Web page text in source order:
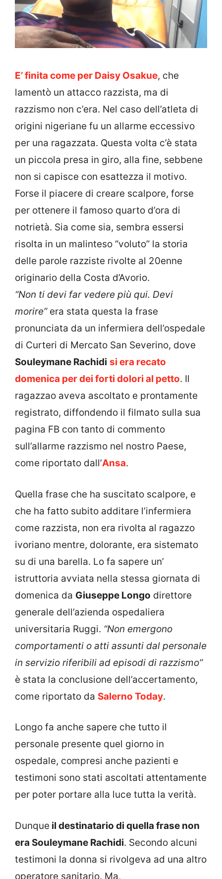
E’ finita come per Daisy Osakue, che
lamentò un attacco razzista, ma di
razzismo non c’era. Nel caso dell’atleta di
origini nigeriane fu un allarme eccessivo
per una ragazzata. Questa volta c’è stata
un piccola presa in giro, alla fine, sebbene
non si capisce con esattezza il motivo.
Forse il piacere di creare scalpore, forse
per ottenere il famoso quarto d’ora di
notrietà. Sia come sia, sembra essersi
risolta in un malinteso “voluto” la storia
delle parole razziste rivolte al 20enne
originario della Costa d’Avorio.
“Non ti devi far vedere più qui. Devi
morire”era stata questa la frase
pronunciata da un infermiera dell’ospedale
di Curteri di Mercato San Severino, dove
Souleymane Rachidi si era recato
domenica per dei forti dolori al petto. Il
ragazzao aveva ascoltato e prontamente
registrato, diffondendo il filmato sulla sua
pagina FB con tanto di commento
sull’allarme razzismo nel nostro Paese,
come riportato dall’Ansa.
Quella frase che ha suscitato scalpore, e
che ha fatto subito additare l’infermiera
come razzista, non era rivolta al ragazzo
ivoriano mentre, dolorante, era sistemato
su di una barella. Lo fa sapere un’
istruttoria avviata nella stessa giornata di
domenica da Giuseppe Longo direttore
generale dell’azienda ospedaliera
universitaria Ruggi. “Non emergono
comportamenti o atti assunti dal personale
in servizio riferibili ad episodi di razzismo”
è stata la conclusione dell’accertamento,
come riportato da Salerno Today.
Longo fa anche sapere che tutto il
personale presente quel giorno in
ospedale, compresi anche pazienti e
testimoni sono stati ascoltati attentamente
per poter portare alla luce tutta la verità.
Dunque il destinatario di quella frase non
era Souleymane Rachidi. Secondo alcuni
testimoni la donna si rivolgeva ad una altro
operatore sanitario. Ma,